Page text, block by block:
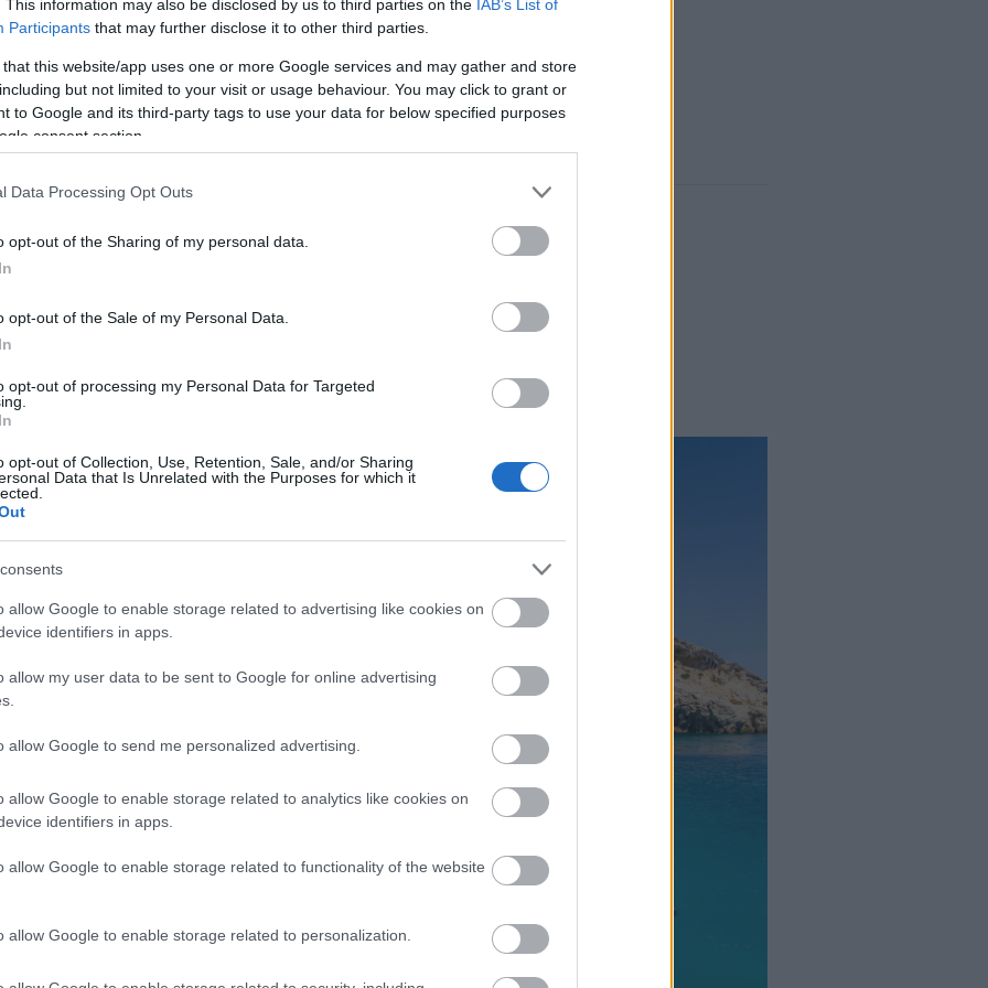
This information may also be disclosed by us to third parties on the IAB’s List of
Participants that may further disclose it to other third parties.
that this website/app uses one or more Google services and may gather and store
but not limited to your visit or usage behaviour. You may click to grant or
to Google and its third-party tags to use your data for below specified purposes
consent section.
Data Processing Opt Outs
opt-out of the Sharing of my personal data.
opt-out of the Sale of my Personal Data.
opt-out of processing my Personal Data for Targeted
opt-out of Collection, Use, Retention, Sale, and/or Sharing
Data that Is Unrelated with the Purposes for which it
allow Google to enable storage related to advertising like cookies on
identifiers in apps.
allow my user data to be sent to Google for online advertising
allow Google to send me personalized advertising.
allow Google to enable storage related to analytics like cookies on
identifiers in apps.
allow Google to enable storage related to functionality of the website
allow Google to enable storage related to personalization.
εκπλήξεις
για εξωτικές βουτιές
της Ικαρίας